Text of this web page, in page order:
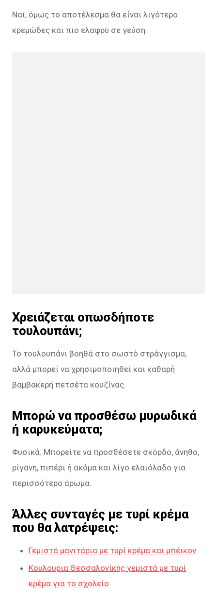
Ναι, όμως το αποτέλεσμα θα είναι λιγότερο
κρεμώδες και πιο ελαφρύ σε γεύση.
Χρειάζεται οπωσδήποτε
τουλουπάνι;
Το τουλουπάνι βοηθά στο σωστό στράγγισμα,
αλλά μπορεί να χρησιμοποιηθεί και καθαρή
βαμβακερή πετσέτα κουζίνας.
Μπορώ να προσθέσω μυρωδικά
ή καρυκεύματα;
Φυσικά. Μπορείτε να προσθέσετε σκόρδο, άνηθο,
ρίγανη, πιπέρι ή ακόμα και λίγο ελαιόλαδο για
περισσότερο άρωμα.
Άλλες συνταγές με τυρί κρέμα
που θα λατρέψεις:
Γεμιστά μανιτάρια με τυρί κρέμα και μπέικον
Κουλούρια Θεσσαλονίκης γεμιστά με τυρί
κρέμα για το σχολείο